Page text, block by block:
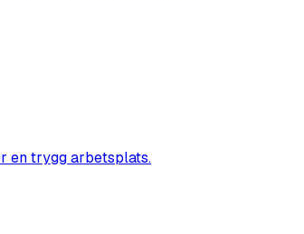
en trygg arbetsplats.